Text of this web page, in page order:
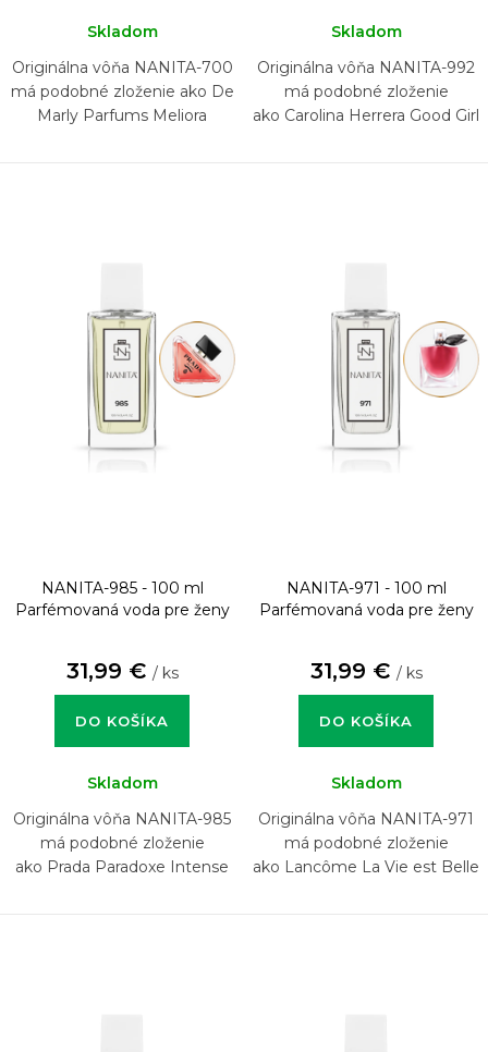
Skladom
Originálna vôňa NANITA-700
má podobné zloženie ako De
Marly Parfums Meliora
Skladom
Originálna vôňa NANITA-992
má podobné zloženie
ako Carolina Herrera Good Girl
NANITA-985 - 100 ml
Parfémovaná voda pre ženy
31,99 € / ks
DO KOŠÍKA
Skladom
Originálna vôňa NANITA-985
má podobné zloženie
ako Prada Paradoxe Intense
NANITA-971 - 100 ml
Parfémovaná voda pre ženy
31,99 € / ks
DO KOŠÍKA
Skladom
Originálna vôňa NANITA-971
má podobné zloženie
ako Lancôme La Vie est Belle